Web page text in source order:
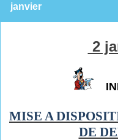
janvier
2
MISE A
DE